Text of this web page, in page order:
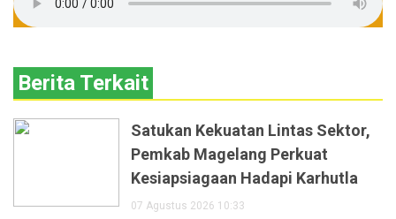
Berita Terkait
Satukan Kekuatan Lintas Sektor,
Pemkab Magelang Perkuat
Kesiapsiagaan Hadapi Karhutla
07 Agustus 2026 10:33